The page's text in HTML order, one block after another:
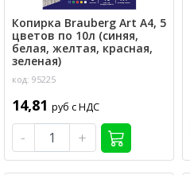
Копирка Brauberg Art А4, 5
цветов по 10л (синяя,
белая, желтая, красная,
зеленая)
код: 95225
14,81 руб с НДС
- +